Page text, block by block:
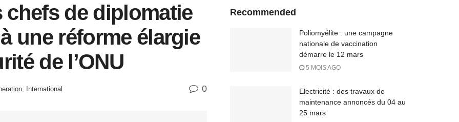
chefs de diplomatie
une réforme élargie
de l’ONU
International 0
Recommended
Poliomyélite : une campagne
nationale de vaccination
démarre le 12 mars
5 MOIS AGO
Electricité : des travaux de
maintenance annoncés du 04 au
25 mars